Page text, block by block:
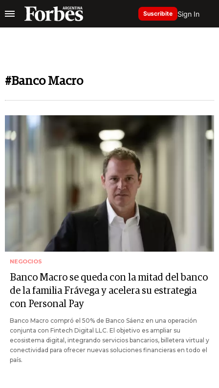
Suscribite Sign In
#Banco Macro
NEGOCIOS
Banco Macro se queda con la mitad del banco
de la familia Frávega y acelera su estrategia
con Personal Pay
Banco Macro compró el 50% de Banco Sáenz en una operación
conjunta con Fintech Digital LLC. El objetivo es ampliar su
ecosistema digital, integrando servicios bancarios, billetera virtual y
conectividad para ofrecer nuevas soluciones financieras en todo el
país.